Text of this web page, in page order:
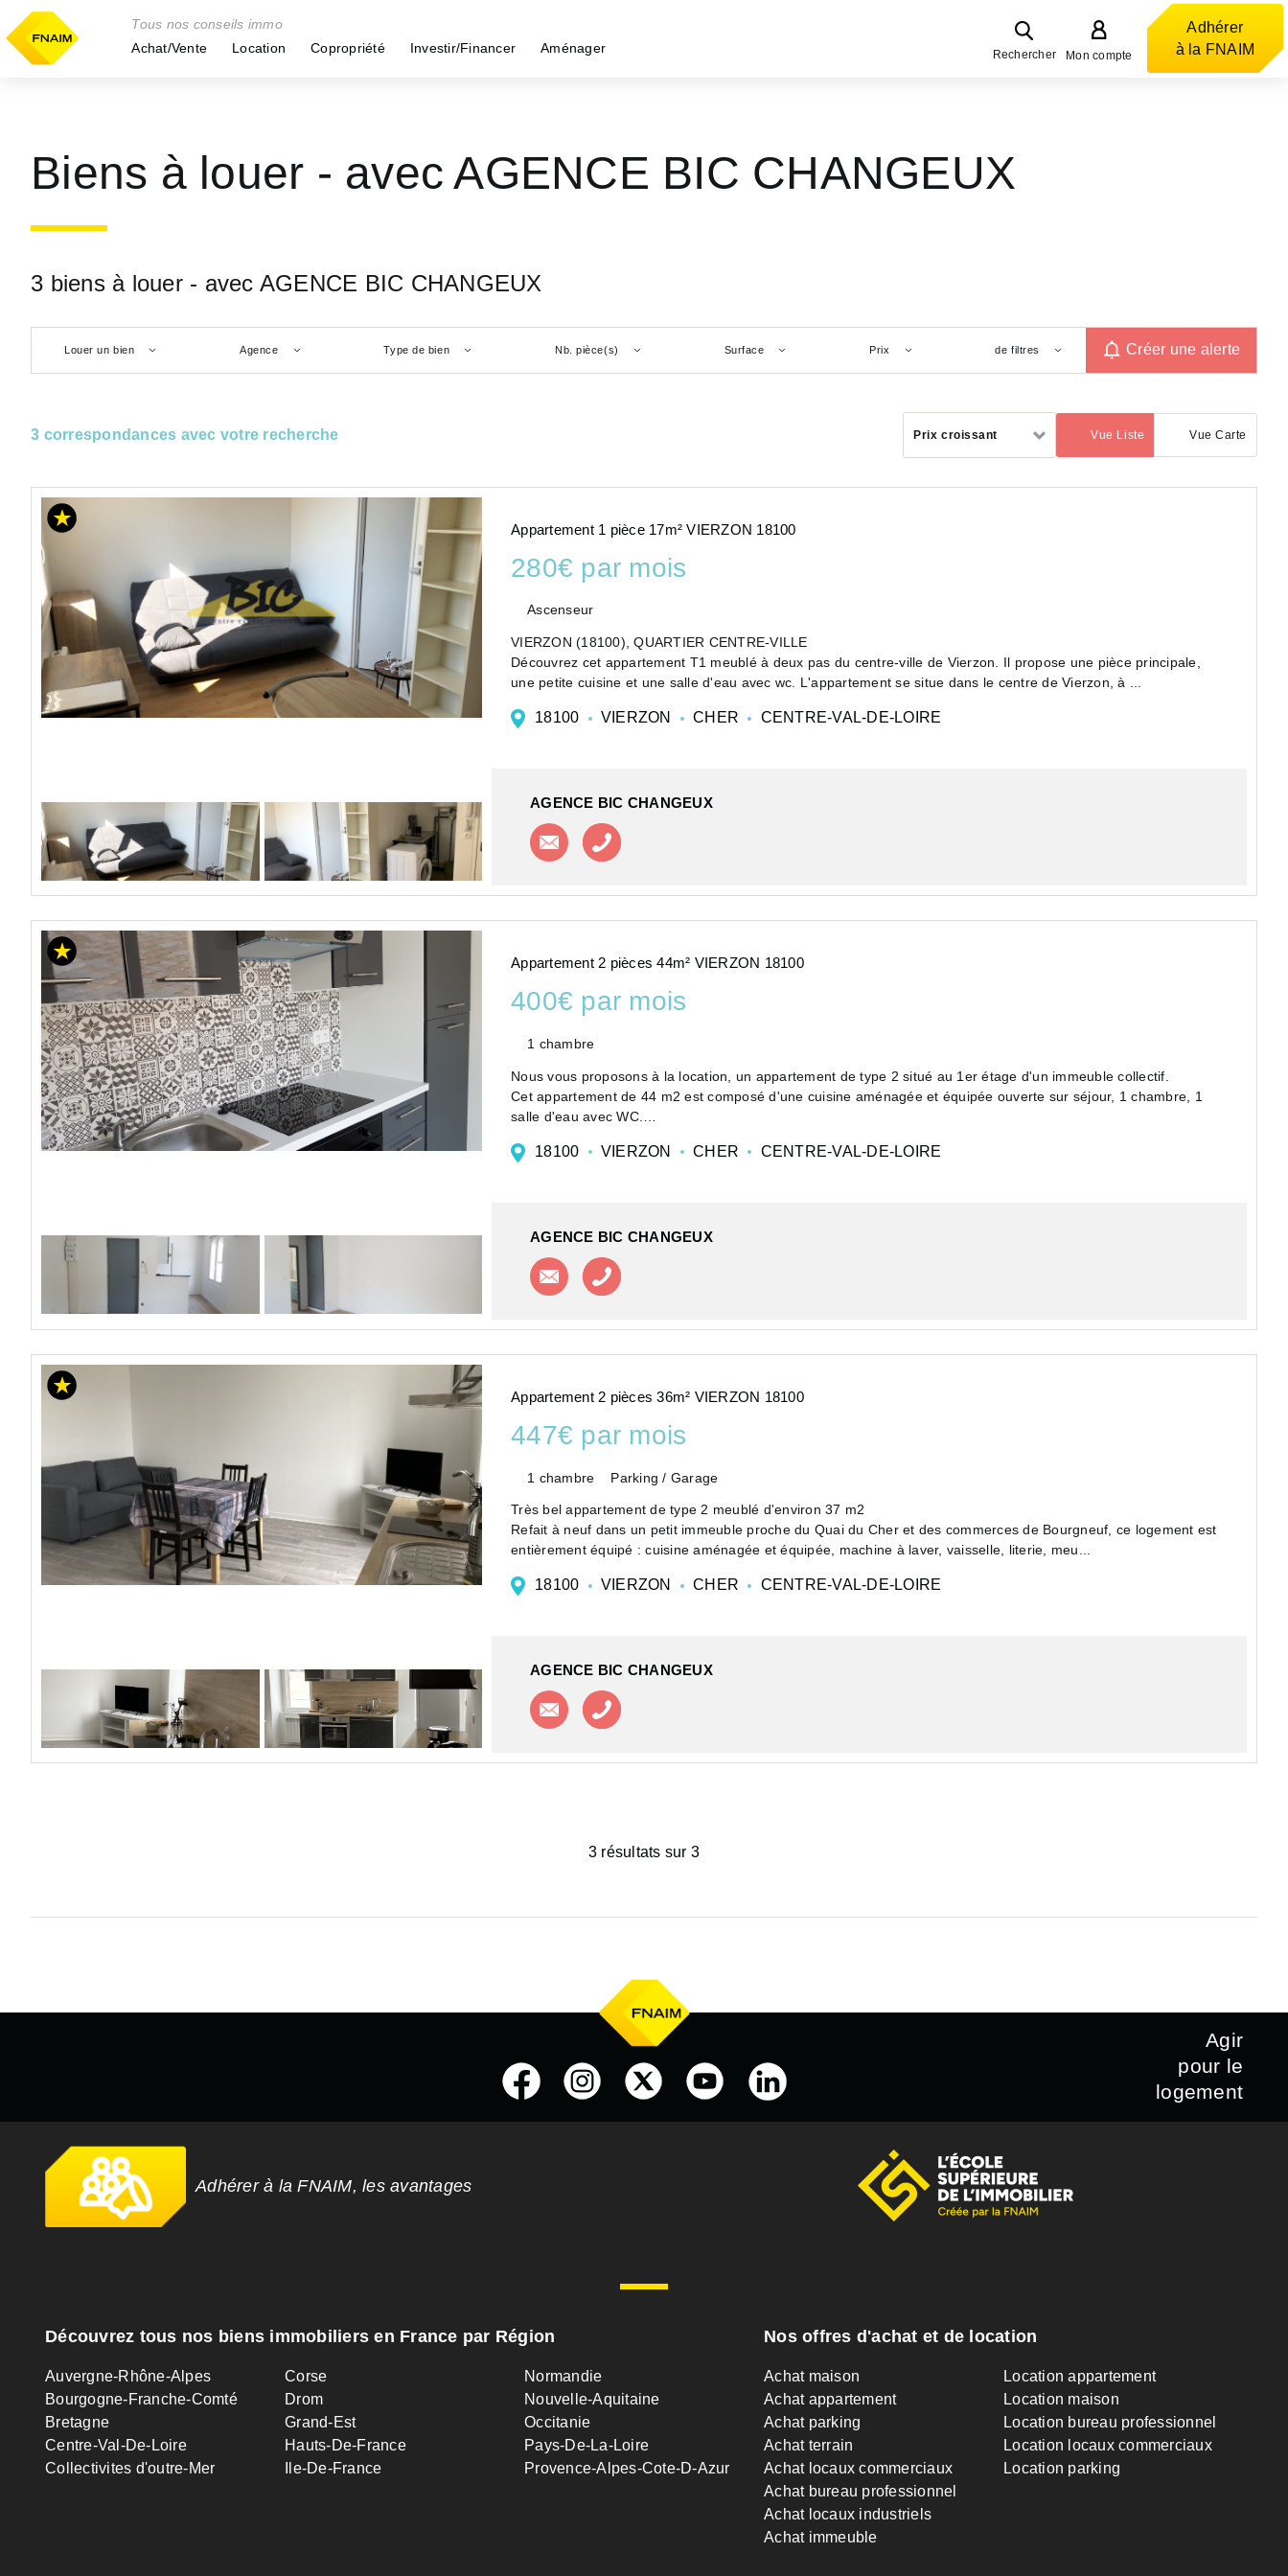
Tous nos conseils immo
Achat/Vente
Location Copropriété Investir/Financer Aménager Rechercher Mon compte
Adhérer
à la FNAIM
Biens à louer - avec AGENCE BIC CHANGEUX
3 biens à louer - avec AGENCE BIC CHANGEUX
Louer un bien Agence Type de bien Nb. pièce(s) Surface Prix de filtres Créer une alerte
3 correspondances avec votre recherche Prix croissant Vue Liste
(activé) Vue Carte
Appartement 1 pièce 17m² VIERZON 18100
280€ par mois
Ascenseur
VIERZON (18100), QUARTIER CENTRE-VILLE
Découvrez cet appartement T1 meublé à deux pas du centre-ville de Vierzon. Il propose une pièce principale,
une petite cuisine et une salle d'eau avec wc. L'appartement se situe dans le centre de Vierzon, à ...
18100 VIERZON CHER CENTRE-VAL-DE-LOIRE
AGENCE BIC CHANGEUX
Contacter l'agence
Appartement 2 pièces 44m² VIERZON 18100
400€ par mois
1 chambre
Nous vous proposons à la location, un appartement de type 2 situé au 1er étage d'un immeuble collectif.
Cet appartement de 44 m2 est composé d'une cuisine aménagée et équipée ouverte sur séjour, 1 chambre, 1
salle d'eau avec WC.
18100 VIERZON CHER CENTRE-VAL-DE-LOIRE
AGENCE BIC CHANGEUX
Contacter l'agence
Appartement 2 pièces 36m² VIERZON 18100
447€ par mois
1 chambre Parking / Garage
Très bel appartement de type 2 meublé d'environ 37 m2
Refait à neuf dans un petit immeuble proche du Quai du Cher et des commerces de Bourgneuf, ce logement est
entièrement équipé : cuisine aménagée et équipée, machine à laver, vaisselle, literie, meu...
18100 VIERZON CHER CENTRE-VAL-DE-LOIRE
AGENCE BIC CHANGEUX
Contacter l'agence
3 résultats sur 3
Agir
pour le
logement
Adhérer à la FNAIM, les avantages
Découvrez tous nos biens immobiliers en France par Région
Auvergne-Rhône-Alpes
Bourgogne-Franche-Comté
Bretagne
Centre-Val-De-Loire
Collectivites d'outre-Mer
Corse
Drom
Grand-Est
Hauts-De-France
Ile-De-France
Normandie
Nouvelle-Aquitaine
Occitanie
Pays-De-La-Loire
Provence-Alpes-Cote-D-Azur
Nos offres d'achat et de location
Achat maison
Achat appartement
Achat parking
Achat terrain
Achat locaux commerciaux
Achat bureau professionnel
Achat locaux industriels
Achat immeuble
Location appartement
Location maison
Location bureau professionnel
Location locaux commerciaux
Location parking